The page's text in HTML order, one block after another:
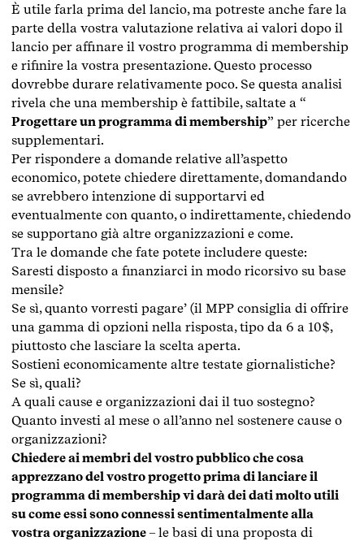
È utile farla prima del lancio, ma potreste anche fare la
parte della vostra valutazione relativa ai valori dopo il
lancio per affinare il vostro programma di membership
e rifinire la vostra presentazione. Questo processo
dovrebbe durare relativamente poco. Se questa analisi
rivela che una membership è fattibile, saltate a “
Progettare un programma di membership” per ricerche
supplementari.
Per rispondere a domande relative all’aspetto
economico, potete chiedere direttamente, domandando
se avrebbero intenzione di supportarvi ed
eventualmente con quanto, o indirettamente, chiedendo
se supportano già altre organizzazioni e come.
Tra le domande che fate potete includere queste:
Saresti disposto a finanziarci in modo ricorsivo su base
mensile?
Se sì, quanto vorresti pagare’ (il MPP consiglia di offrire
una gamma di opzioni nella risposta, tipo da 6 a 10$,
piuttosto che lasciare la scelta aperta.
Sostieni economicamente altre testate giornalistiche?
Se sì, quali?
A quali cause e organizzazioni dai il tuo sostegno?
Quanto investi al mese o all’anno nel sostenere cause o
organizzazioni?
Chiedere ai membri del vostro pubblico che cosa
apprezzano del vostro progetto prima di lanciare il
programma di membership vi darà dei dati molto utili
su come essi sono connessi sentimentalmente alla
vostra organizzazione – le basi di una proposta di